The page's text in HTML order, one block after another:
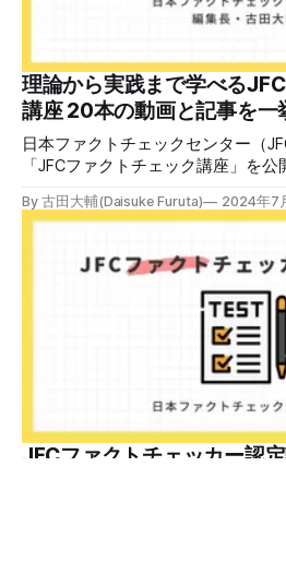
す。 受講生には教材を提供 デマや不確かな情報が蔓延する
中で、自衛策が求められています
けでは、対策になりません。最初か
ん。誰だって気をつけているのに、
理論から実践まで学べる
講座 20本の動画と記事を一
日本ファクトチェックセンター（
「JFCファクトチェック講座」を
ファクトチェックやメディアリテ
の日本での影響を調べた2万人調査
を信じてしまう背景にある人間の
るSNSアルゴリズムなどを解説しています。 実
像や動画や生成AIなど、偽・誤情
良いかをJFCが検証してきた事例か
JFCファクトチェッカー認定試験を開始 2024年7月
ら、これらの内容について習熟度
ェッカー認定試験を開始します。
す（2024年度中は受験料1000円、
合格者には様々な技能をデジタル
By 古田大輔(Daisuke Furuta) 2024年7
JFCファクトチェッカー認